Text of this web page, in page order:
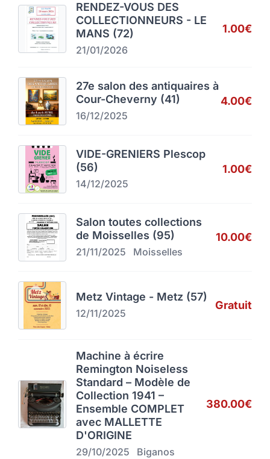
RENDEZ-VOUS DES
COLLECTIONNEURS - LE
MANS (72)
21/01/2026
1.00€
27e salon des antiquaires à
Cour-Cheverny (41)
16/12/2025
4.00€
VIDE-GRENIERS Plescop
(56)
14/12/2025
1.00€
Salon toutes collections
de Moisselles (95)
21/11/2025 Moisselles
10.00€
Metz Vintage - Metz (57)
12/11/2025
Gratuit
Machine à écrire
Remington Noiseless
Standard – Modèle de
Collection 1941 –
Ensemble COMPLET
avec MALLETTE
D'ORIGINE
29/10/2025 Biganos
380.00€